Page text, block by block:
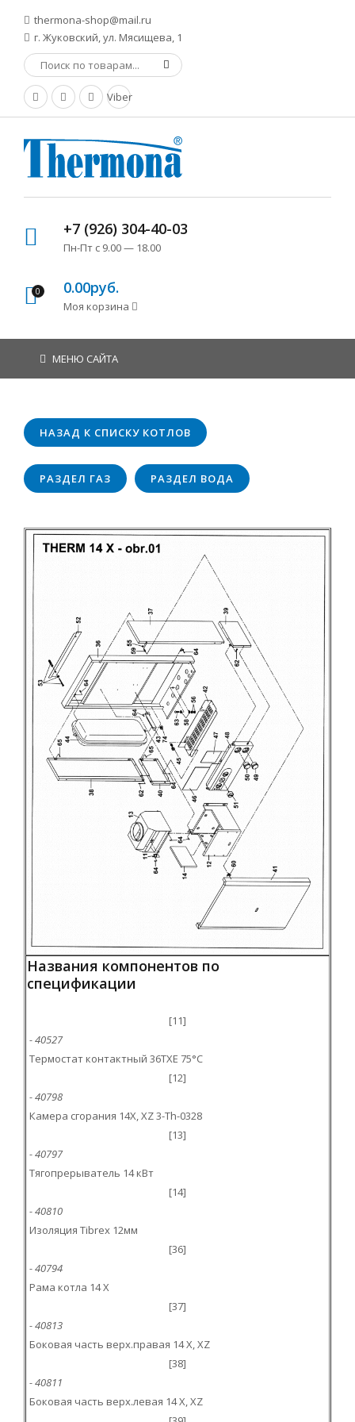
thermona-shop@mail.ru
г. Жуковский, ул. Мясищева, 1
Viber
+7 (926) 304-40-03
Пн-Пт с 9.00 — 18.00
0 0.00руб.
Моя корзина
МЕНЮ САЙТА
Названия компонентов по
спецификации
[11]
- 40527
Термостат контактный 36TXE 75°C
[12]
- 40798
Камера сгорания 14X, XZ 3-Th-0328
[13]
- 40797
Тягопрерыватель 14 кВт
[14]
- 40810
Изоляция Tibrex 12мм
[36]
- 40794
Рама котла 14 X
[37]
- 40813
Боковая часть верх.правая 14 X, XZ
[38]
- 40811
Боковая часть верх.левая 14 X, XZ